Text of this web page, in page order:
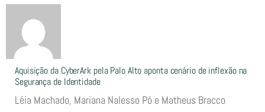
Aquisição da CyberArk pela Palo Alto aponta cenário de inflexão na
Segurança de Identidade
Léia Machado, Mariana Nalesso Pó e Matheus Bracco